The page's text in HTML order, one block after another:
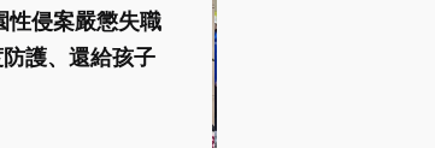
性侵案嚴懲失職
護、還給孩子
政治 生活
連日豪雨致台中霧峰